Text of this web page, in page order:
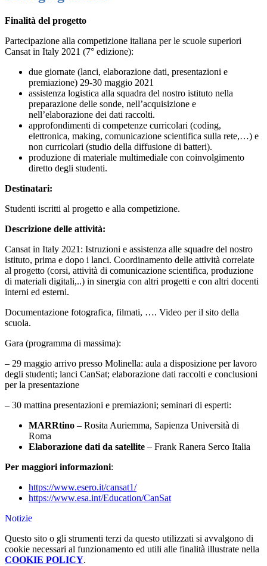
Finalità del progetto
Partecipazione alla competizione italiana per le scuole superiori
Cansat in Italy 2021 (7° edizione):
due giornate (lanci, elaborazione dati, presentazioni e
premiazione) 29-30 maggio 2021
assistenza logistica alla squadra del nostro istituto nella
preparazione delle sonde, nell’acquisizione e
nell’elaborazione dei dati raccolti.
approfondimenti di competenze curricolari (coding,
elettronica, making, comunicazione scientifica sulla rete,…) e
non curricolari (studio della diffusione di batteri).
produzione di materiale multimediale con coinvolgimento
diretto degli studenti.
Destinatari:
Studenti iscritti al progetto e alla competizione.
Descrizione delle attività:
Cansat in Italy 2021: Istruzioni e assistenza alle squadre del nostro
istituto, prima e dopo i lanci. Coordinamento delle attività correlate
al progetto (corsi, attività di comunicazione scientifica, produzione
di materiali digitali,..) in sinergia con altri progetti e con altri docenti
interni ed esterni.
Documentazione fotografica, filmati, …. Video per il sito della
scuola.
Gara (programma di massima):
– 29 maggio arrivo presso Molinella: aula a disposizione per lavoro
degli studenti; lanci CanSat; elaborazione dati raccolti e conclusioni
per la presentazione
– 30 mattina presentazioni e premiazioni; seminari di esperti:
MARRtino – Rosita Auriemma, Sapienza Università di
Roma
Elaborazione dati da satellite – Frank Ranera Serco Italia
Per maggiori informazioni:
https://www.esero.it/cansat1/
https://www.esa.int/Education/CanSat
Notizie
Questo sito o gli strumenti terzi da questo utilizzati si avvalgono di
cookie necessari al funzionamento ed utili alle finalità illustrate nella
COOKIE POLICY.